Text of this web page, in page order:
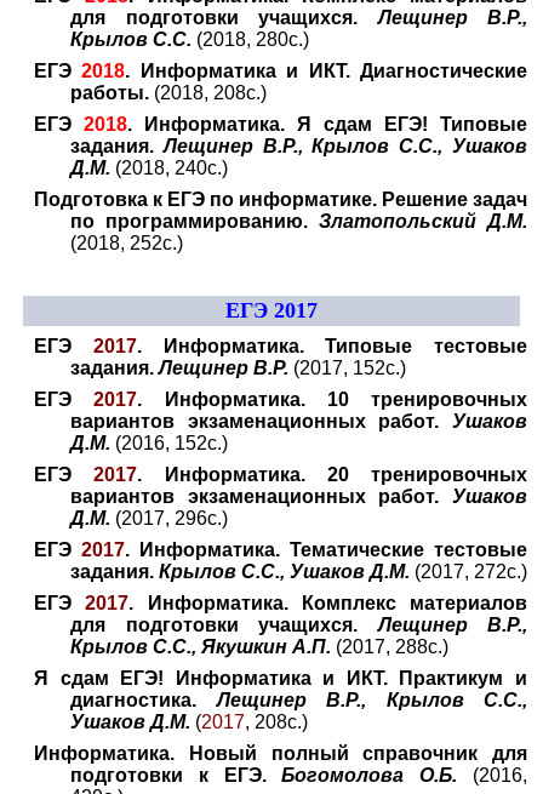
для подготовки учащихся.Лещинер В.Р.,
Крылов С.С. (2018, 280с.)
ЕГЭ2018. Информатика и ИКТ. Диагностические
работы. (2018, 208с.)
ЕГЭ 2018. Информатика. Я сдам ЕГЭ! Типовые
задания.Лещинер В.Р., Крылов С.С., Ушаков
Д.М. (2018, 240с.)
Подготовка к ЕГЭ по информатике. Решение задач
по программированию. Златопольский Д.М.
(2018, 252с.)
ЕГЭ 2017
ЕГЭ 2017. Информатика. Типовые тестовые
задания.Лещинер В.Р. (2017, 152с.)
ЕГЭ2017. Информатика. 10 тренировочных
вариантов экзаменационных работ. Ушаков
Д.М. (2016, 152с.)
ЕГЭ2017. Информатика. 20 тренировочных
вариантов экзаменационных работ. Ушаков
Д.М. (2017, 296с.)
ЕГЭ 2017. Информатика. Тематические тестовые
задания. Крылов С.С., Ушаков Д.М. (2017, 272с.)
ЕГЭ2017. Информатика. Комплекс материалов
для подготовки учащихся.Лещинер В.Р.,
Крылов С.С., Якушкин А.П. (2017, 288с.)
Я сдам ЕГЭ! Информатика и ИКТ. Практикум и
диагностика.Лещинер В.Р., Крылов С.С.,
Ушаков Д.М. (2017, 208с.)
Информатика. Новый полный справочник для
подготовки к ЕГЭ.Богомолова О.Б. (2016,